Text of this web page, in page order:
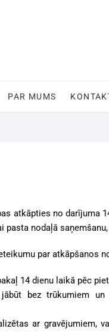
PAR MUMS
atkāpties no darījuma
pasta nodaļā
par atkāpšanos
14 dienu laikā pēc
bez trūkumiem
ētas ar gravējumiem,